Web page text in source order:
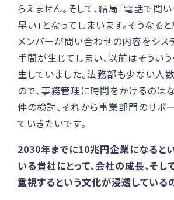
らえません。そして、結局「電話で問
早い」となってしまいます。そうなる
メンバーが問い合わせの内容をシス
手間が生じてしまい、以前はそうい
生していました。法務部も少ない人
ので、事務管理に時間をかけるのは
件の検討、それから事業部門のサポ
ていきたいです。
2030年までに10兆円企業になると
いる貴社にとって、会社の成長、そし
重視するという文化が浸透している